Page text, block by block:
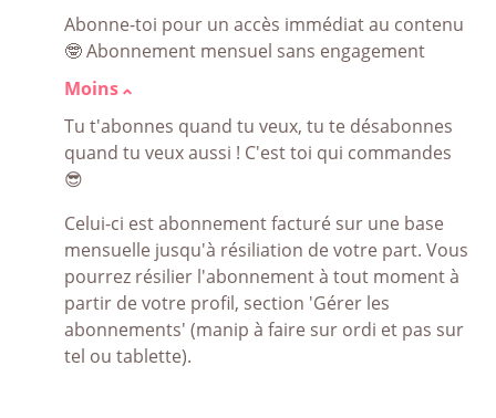
Abonne-toi pour un accès immédiat au contenu
🤓 Abonnement mensuel sans engagement
Moins
Tu t'abonnes quand tu veux, tu te désabonnes
quand tu veux aussi ! C'est toi qui commandes
😎
Celui-ci est abonnement facturé sur une base
mensuelle jusqu'à résiliation de votre part. Vous
pourrez résilier l'abonnement à tout moment à
partir de votre profil, section 'Gérer les
abonnements' (manip à faire sur ordi et pas sur
tel ou tablette).